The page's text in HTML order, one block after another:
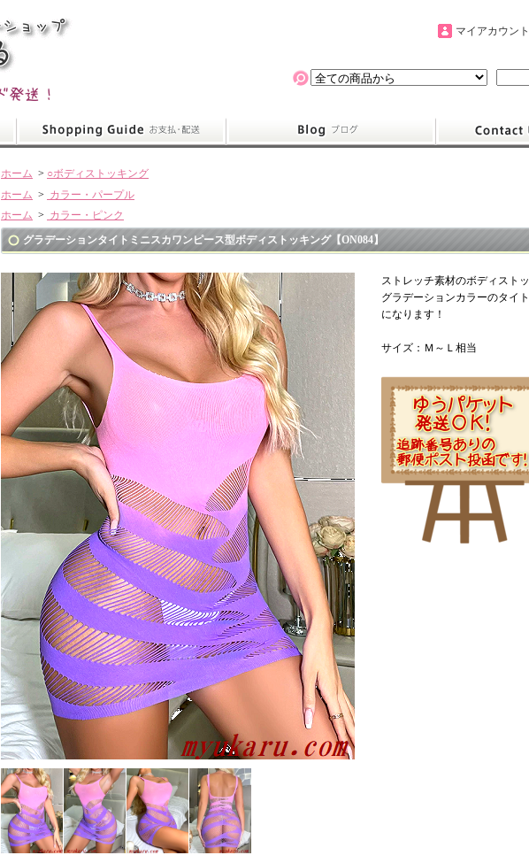
マイアカウント
ホーム > ○ボディストッキング
ホーム > カラー・パープル
ホーム > カラー・ピンク
グラデーションタイトミニスカワンピース型ボディストッキング【ON084】
ストレッチ素材のボディスト
グラデーションカラーのタイ
になります！
サイズ：Ｍ～Ｌ相当